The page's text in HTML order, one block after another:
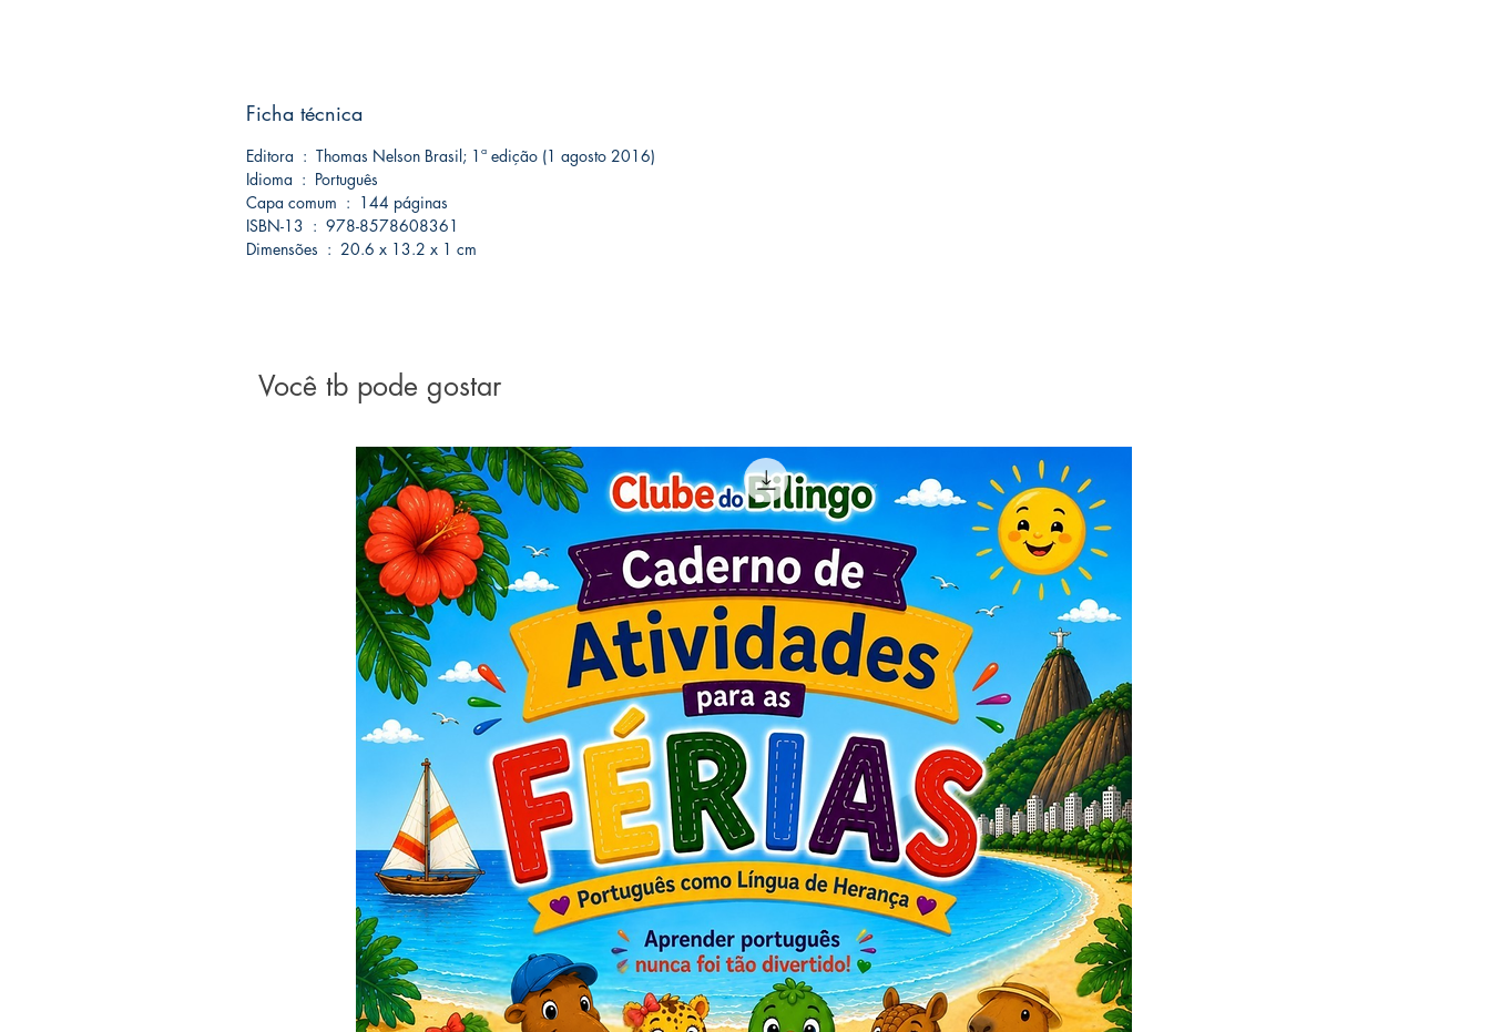
Ficha técnica
Editora ‏ : ‎ Thomas Nelson Brasil; 1ª edição (1 agosto 2016)
Idioma ‏ : ‎ Português
Capa comum ‏ : ‎ 144 páginas
ISBN-13 ‏ : ‎ 978-8578608361
Dimensões ‏ : ‎ 20.6 x 13.2 x 1 cm
Você tb pode gostar